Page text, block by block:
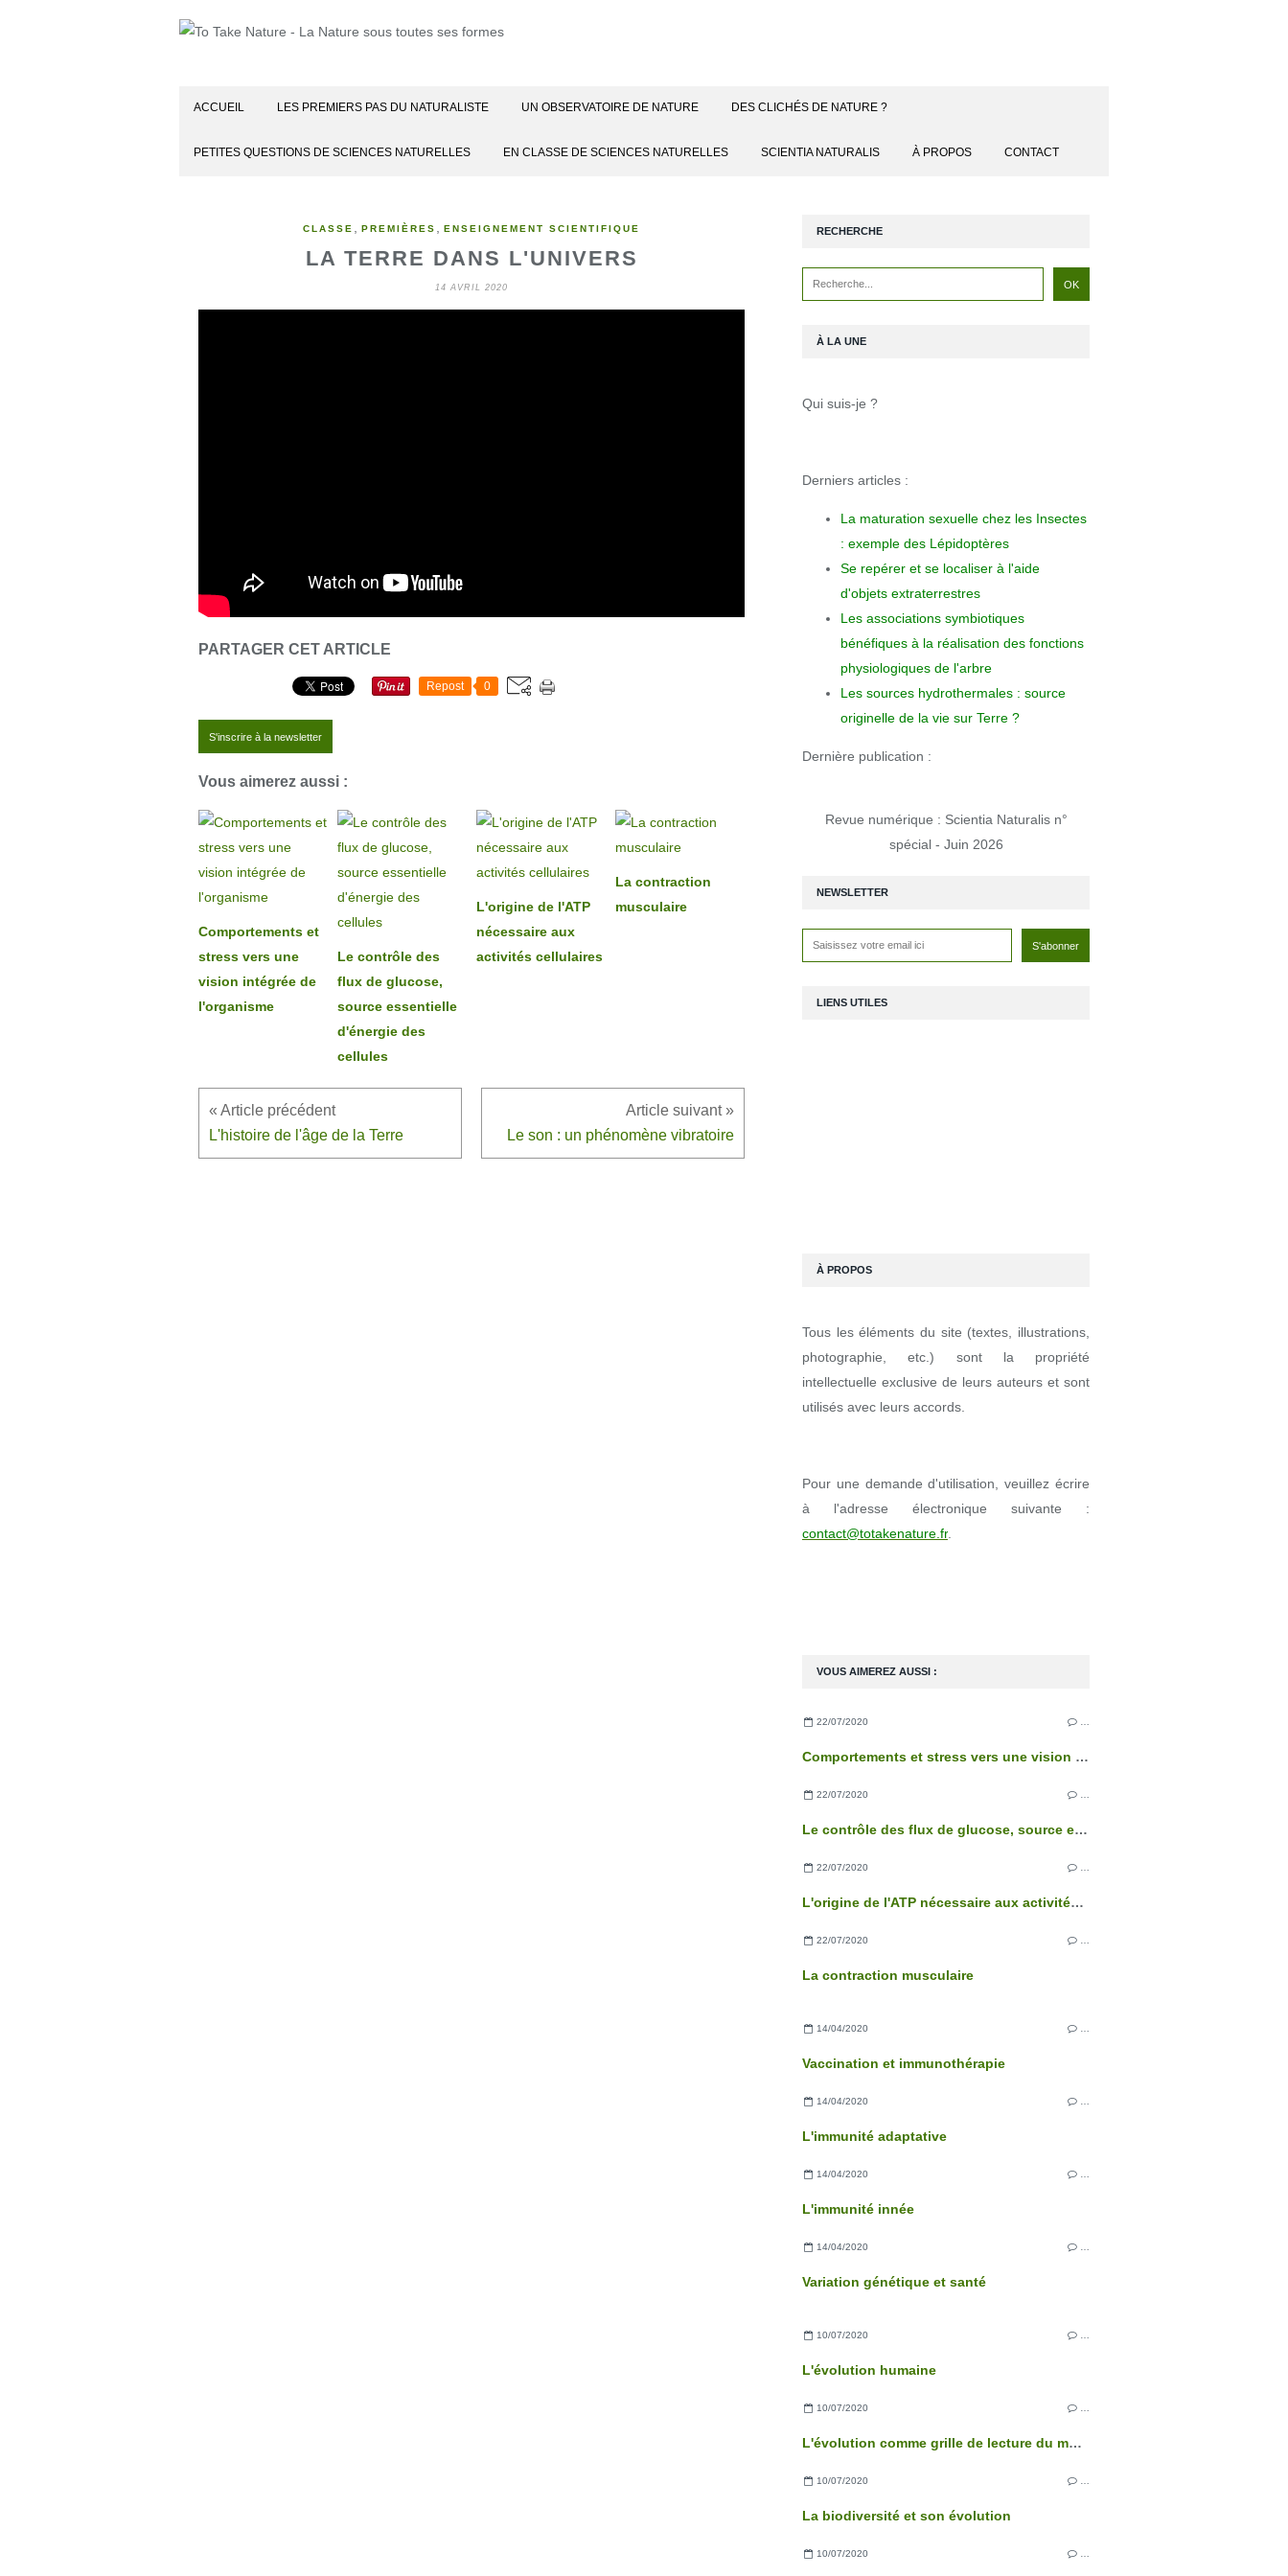
ACCUEIL LES PREMIERS PAS DU NATURALISTE UN OBSERVATOIRE DE NATURE DES CLICHÉS DE NATURE ?
PETITES QUESTIONS DE SCIENCES NATURELLES EN CLASSE DE SCIENCES NATURELLES SCIENTIA NATURALIS À PROPOS CONTACT
CLASSE PREMIÈRES ENSEIGNEMENT SCIENTIFIQUE
LA TERRE DANS L'UNIVERS
14 AVRIL 2020
PARTAGER CET ARTICLE
Repost 0
S'inscrire à la newsletter
Vous aimerez aussi :
Comportements et
stress vers une
vision intégrée de
l'organisme
Le contrôle des
flux de glucose,
source essentielle
d'énergie des
cellules
L'origine de l'ATP
nécessaire aux
activités cellulaires
La contraction
musculaire
L'histoire de l'âge de la Terre Le son : un phénomène vibratoire
NEWSLETTER
RECHERCHE
VOUS AIMEREZ AUSSI :
22/07/2020
Comportements et stress vers une vision intégrée de l'organisme
22/07/2020
Le contrôle des flux de glucose, source essentielle d'énergie des cellules
22/07/2020
L'origine de l'ATP nécessaire aux activités cellulaires
22/07/2020
La contraction musculaire
14/04/2020
Vaccination et immunothérapie
14/04/2020
L'immunité adaptative
14/04/2020
L'immunité innée
14/04/2020
Variation génétique et santé
10/07/2020
L'évolution humaine
10/07/2020
L'évolution comme grille de lecture du monde
10/07/2020
La biodiversité et son évolution
10/07/2020
À LA UNE
Qui suis-je ?
Derniers articles :
La maturation sexuelle chez les Insectes
: exemple des Lépidoptères
Se repérer et se localiser à l'aide
d'objets extraterrestres
Les associations symbiotiques
bénéfiques à la réalisation des fonctions
physiologiques de l'arbre
Les sources hydrothermales : source
originelle de la vie sur Terre ?
Dernière publication :
Revue numérique : Scientia Naturalis n°
spécial - Juin 2026
LIENS UTILES
À PROPOS
Tous les éléments du site (textes, illustrations,
photographie, etc.) sont la propriété
intellectuelle exclusive de leurs auteurs et sont
utilisés avec leurs accords.
Pour une demande d'utilisation, veuillez écrire
à l'adresse électronique suivante :
contact@totakenature.fr